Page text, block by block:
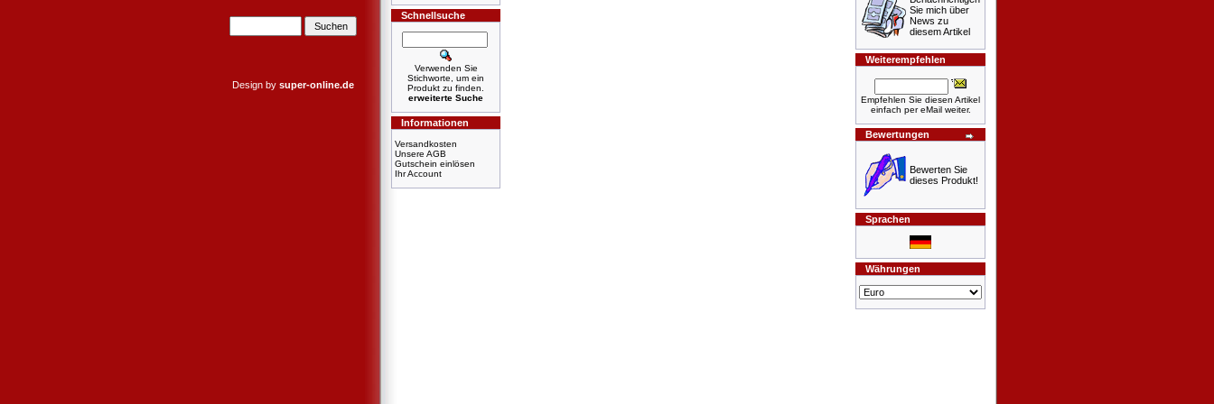
Design by super-online.de
Schnellsuche
Verwenden Sie
Stichworte, um ein
Produkt zu finden.
erweiterte Suche
Informationen
Versandkosten
Unsere AGB
Gutschein einlösen
Ihr Account
Sie mich über
News zu
diesem Artikel
Weiterempfehlen
Empfehlen Sie diesen Artikel
einfach per eMail weiter.
Bewertungen
Bewerten Sie
dieses Produkt!
Sprachen
Währungen